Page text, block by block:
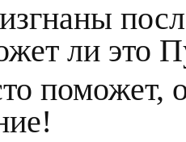
ли это
поможет,